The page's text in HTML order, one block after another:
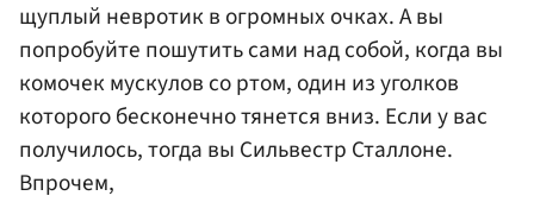
щуплый невротик в огромных очках. А вы
попробуйте пошутить сами над собой, когда вы
комочек мускулов со ртом, один из уголков
которого бесконечно тянется вниз. Если у вас
получилось, тогда вы Сильвестр Сталлоне.
Впрочем,